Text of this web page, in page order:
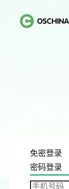
免密登录
密码登录